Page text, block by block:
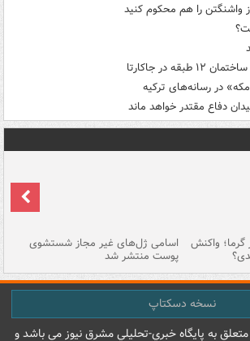
واشنگتن را هم محکوم کنید
در جاکارتا
در رسانه‌های ترکیه
دفاع مقتدر خواهد ماند
واکنش اسامی ژل‌های غیر مجاز شستشوی
پوست منتشر شد
نسخه دسکتاپ
به پایگاه خبري-تحليلي مشرق نيوز می باشد و